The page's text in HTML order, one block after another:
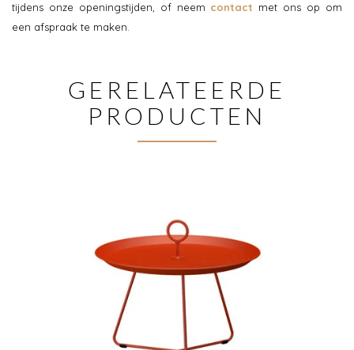
tijdens onze openingstijden, of neem contact met ons op om
een afspraak te maken.
GERELATEERDE
PRODUCTEN